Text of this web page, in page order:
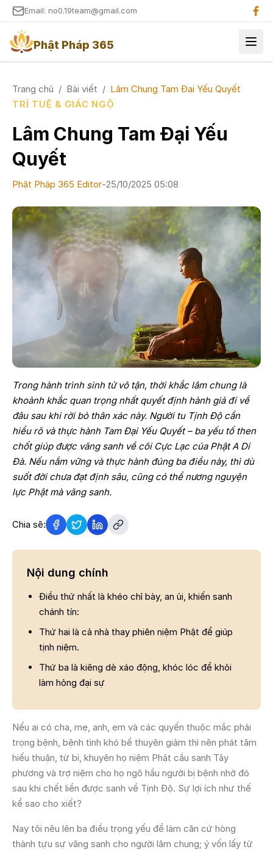
Email: no0.19team@gmail.com
Phật Pháp 365
Trang chủ / Bài viết / Lâm Chung Tam Đại Yếu Quyết
TRÍ TUỆ & GIÁC NGỘ
Lâm Chung Tam Đại Yếu
Quyết
Phật Pháp 365 Editor-25/10/2025 05:08
Trong hành trình sinh tử vô tận, thời khắc lâm chung là
khoảnh khắc quan trọng nhất quyết định hành giả đi về
đâu sau khi rời bỏ thân xác này. Người tu Tịnh Độ cần
hiểu rõ và thực hành Tam Đại Yếu Quyết – ba yếu tố then
chốt giúp được vãng sanh về cõi Cực Lạc của Phật A Di
Đà. Nếu nắm vững và thực hành đúng ba điều này, thì dù
suốt đời chưa đạt định sâu, cũng có thể nương nguyện
lực Phật mà vãng sanh.
Chia sẽ:
Nội dung chính
Ðiều thứ nhất là khéo chỉ bày, an ủi, khiến sanh
chánh tín:
Thứ hai là cả nhà thay phiên niệm Phật để giúp
tịnh niệm.
Thứ ba là kiêng dè xáo động, khóc lóc để khỏi
làm hỏng đại sự
Nếu ai có cha, mẹ, anh, em và các quyến thuộc mắc phải
trọng bệnh, bệnh tình khó bề thuyên giảm thì nên phát tâm
hiếu thuận, từ bi, khuyên họ niệm Phật cầu sanh Tây
phương và trợ niệm cho họ ngõ hầu người bị bệnh nhờ đó
sau khi chết liền được sanh về Tịnh Ðộ. Sự lợi ích như thế
kể sao cho xiết?
Nay tôi nêu lên ba điều trọng yếu để làm căn cứ hòng
thành tựu sự vãng sanh cho người lâm chung; ý vốn lấy từ